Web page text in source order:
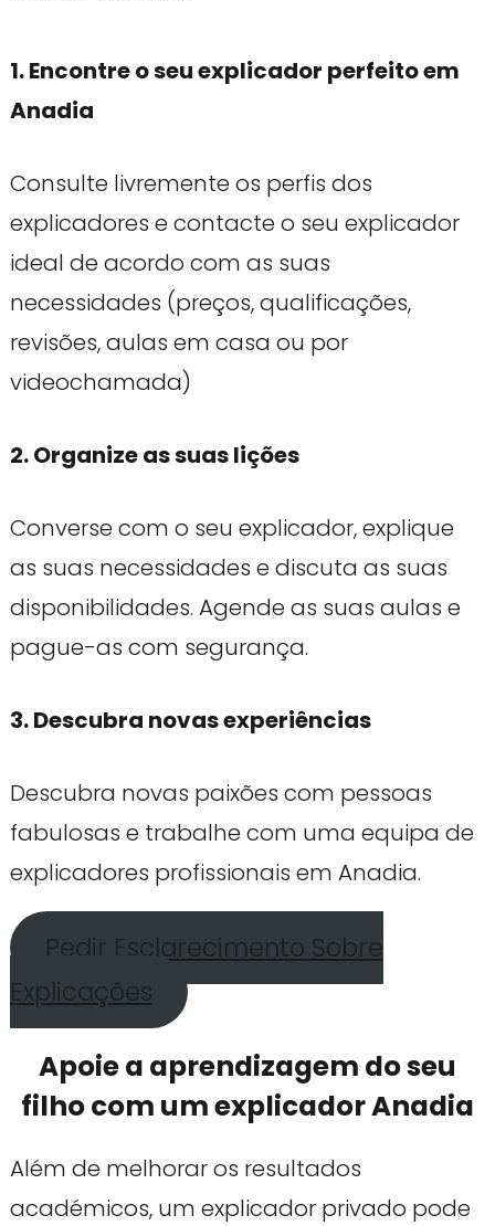
1. Encontre o seu explicador perfeito em
Anadia
Consulte livremente os perfis dos
explicadores e contacte o seu explicador
ideal de acordo com as suas
necessidades (preços, qualificações,
revisões, aulas em casa ou por
videochamada)
2. Organize as suas lições
Converse com o seu explicador, explique
as suas necessidades e discuta as suas
disponibilidades. Agende as suas aulas e
pague-as com segurança.
3. Descubra novas experiências
Descubra novas paixões com pessoas
fabulosas e trabalhe com uma equipa de
explicadores profissionais em Anadia.
Pedir Esclarecimento Sobre
Explicações
Apoie a aprendizagem do seu
filho com um explicador Anadia
Além de melhorar os resultados
académicos, um explicador privado pode